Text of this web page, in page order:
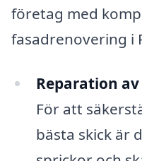
företag med
fasadrenovering i
Reparation
För att
bästa skick är